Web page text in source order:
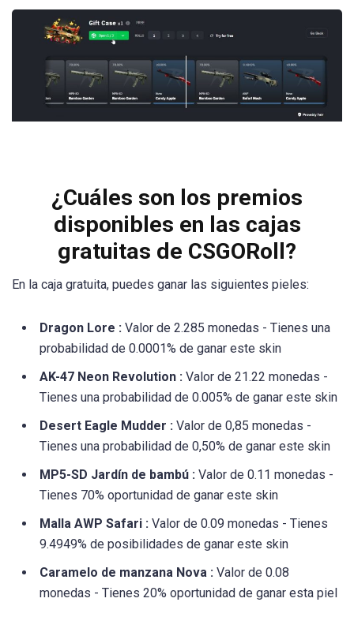
¿Cuáles son los premios
disponibles en las cajas
gratuitas de CSGORoll?
En la caja gratuita, puedes ganar las siguientes pieles:
Dragon Lore : Valor de 2.285 monedas - Tienes una
probabilidad de 0.0001% de ganar este skin
AK-47 Neon Revolution : Valor de 21.22 monedas -
Tienes una probabilidad de 0.005% de ganar este skin
Desert Eagle Mudder : Valor de 0,85 monedas -
Tienes una probabilidad de 0,50% de ganar este skin
MP5-SD Jardín de bambú : Valor de 0.11 monedas -
Tienes 70% oportunidad de ganar este skin
Malla AWP Safari : Valor de 0.09 monedas - Tienes
9.4949% de posibilidades de ganar este skin
Caramelo de manzana Nova : Valor de 0.08
monedas - Tienes 20% oportunidad de ganar esta piel